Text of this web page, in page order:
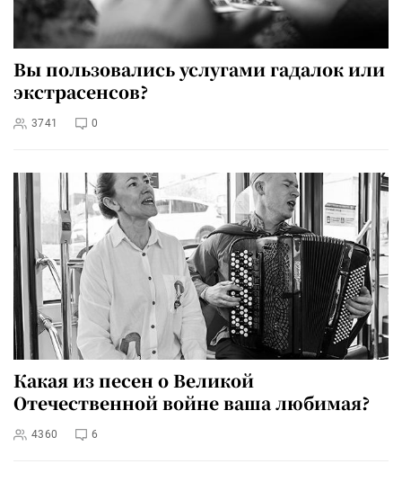
Вы пользовались услугами гадалок или
экстрасенсов?
3741 0
Какая из песен о Великой
Отечественной войне ваша любимая?
4360 6